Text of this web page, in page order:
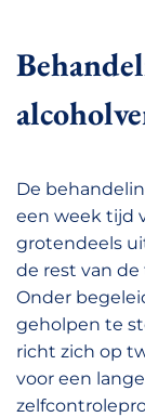
De
een week tijd
grotendeels
de rest van
Onder
geholpen te
richt zich op
voor een